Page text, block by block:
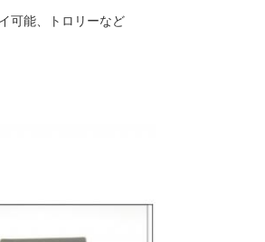
可能、トロリーなど